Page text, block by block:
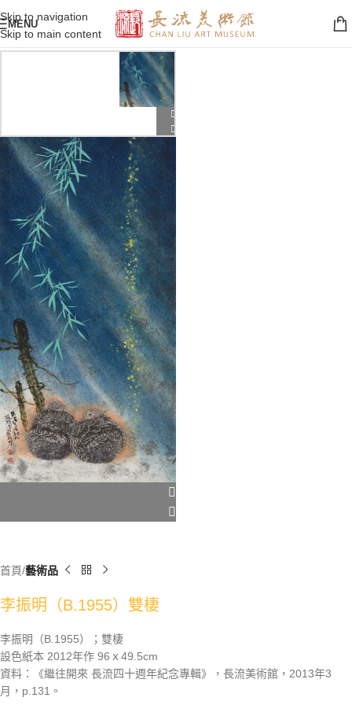
Skip to navigation
Skip to main content
MENU
首頁 藝術品
李振明（B.1955）雙棲
李振明（B.1955）；雙棲
設色紙本 2012年作 96ｘ49.5cm
資料：《繼往開來 長流四十週年紀念專輯》，長流美術館，2013年3
月，p.131。